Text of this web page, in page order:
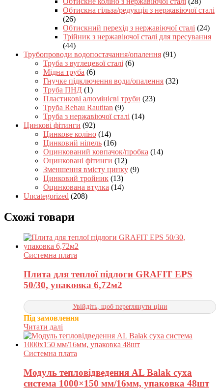
Обтискна гільза/редукція з нержавіючої сталі
(26)
Обтискний перехід з нержавіючої сталі (24)
Трійник з нержавіючої сталі для пресування
(44)
Трубопроводи водопостачання/опалення (91)
Труба з вуглецевої сталі (6)
Мідна труба (6)
Гнучке підключення води/опалення (32)
Труба ПНД (1)
Пластикові алюмінієві труби (23)
Труба Rehau Rautitan (9)
Труба з нержавіючої сталі (14)
Цинкові фітинги (92)
Цинкове коліно (14)
Цинковий ніпель (16)
Оцинкований ковпачок/пробка (14)
Оцинковані фітинги (12)
Зменшення вмісту цинку (9)
Цинковий тройник (13)
Оцинкована втулка (14)
Uncategorized (208)
Схожі товари
Системна плата
Плита для теплої підлоги GRAFIT EPS
50/30, упаковка 6,72м2
Увійдіть, щоб переглянути ціни
Під замовлення
Читати далі
Системна плата
Модуль тепловідведення AL Balak суха
система 1000×150 мм/16мм, упаковка 48шт